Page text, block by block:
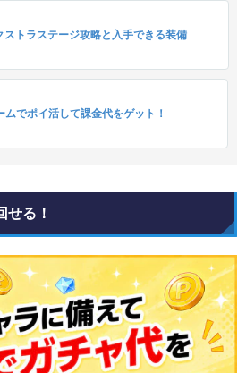
ストラステージ攻略と入手できる装備
ムでポイ活して課金代をゲット！
せる！